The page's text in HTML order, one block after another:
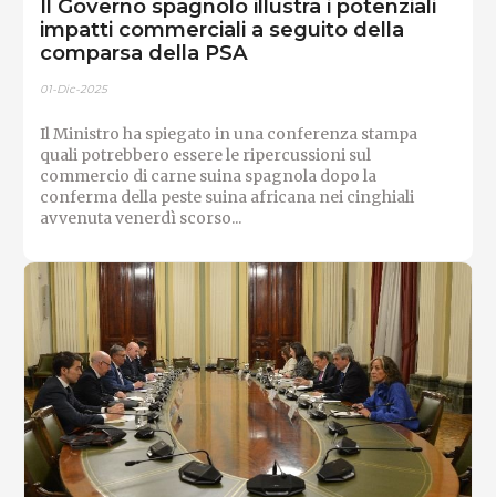
Il Governo spagnolo illustra i potenziali
impatti commerciali a seguito della
comparsa della PSA
01-Dic-2025
Il Ministro ha spiegato in una conferenza stampa
quali potrebbero essere le ripercussioni sul
commercio di carne suina spagnola dopo la
conferma della peste suina africana nei cinghiali
avvenuta venerdì scorso...